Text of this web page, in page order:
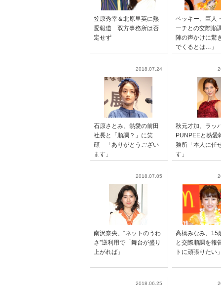
笠原秀幸＆北原里英に熱
愛報道 双方事務所は否
定せず
ベッキー、巨人
ーチとの交際
陣の声かけに驚
でくるとは…」
2018.07.24
石原さとみ、熱愛の前田
社長と「順調？」に笑
顔 「ありがとうござい
ます」
秋元才加、ラッ
PUNPEEと熱
務所「本人に任
す」
2018.07.05
南沢奈央、“ネットのうわ
さ”逆利用で「舞台が盛り
上がれば」
高橋みなみ、15
と交際順調を報
トに頑張りたい
2018.06.25